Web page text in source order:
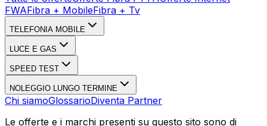
FWAFibra + MobileFibra + Tv
TELEFONIA MOBILE
LUCE E GAS
SPEED TEST
NOLEGGIO LUNGO TERMINE
Chi siamoGlossarioDiventa Partner
Le offerte e i marchi presenti su questo sito sono di